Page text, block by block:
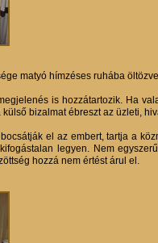
matyó hímzéses ruhába
is hozzátartozik. Ha
bizalmat ébreszt az üzleti,
el az embert, tartja a
legyen. Nem
hozzá nem értést árul el.